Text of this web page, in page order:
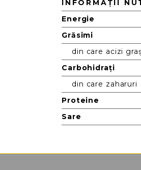
INFORMAȚII
Energie
Grăsimi
din care acizi
Carbohidrați
din care zaharuri
Proteine
Sare